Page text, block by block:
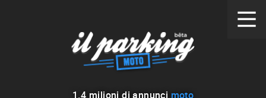
1,4 milioni di annunci moto